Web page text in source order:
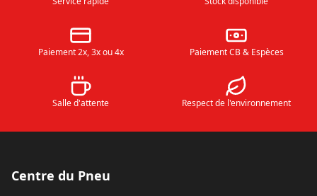
Paiement 2x, 3x ou 4x Paiement CB & Espèces
Salle d'attente Respect de l'environnement
Centre du Pneu